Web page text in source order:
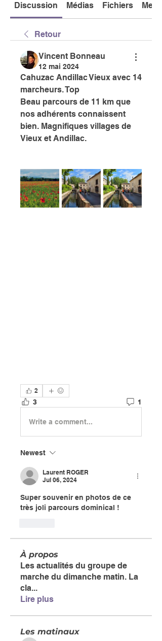
Discussion Médias Fichiers
Retour
Vincent Bonneau
12 mai 2024
Cahuzac Andillac Vieux avec 14
marcheurs. Top
Beau parcours de 11 km que
nos adhérents connaissent
bien. Magnifiques villages de
Vieux et Andillac.
2
3 1
Write a comment...
Newest
Laurent ROGER
Jul 06, 2024
Super souvenir en photos de ce
très joli parcours dominical !
À propos
Les actualités du groupe de
marche du dimanche matin. La
cla...
Lire plus
Les matinaux